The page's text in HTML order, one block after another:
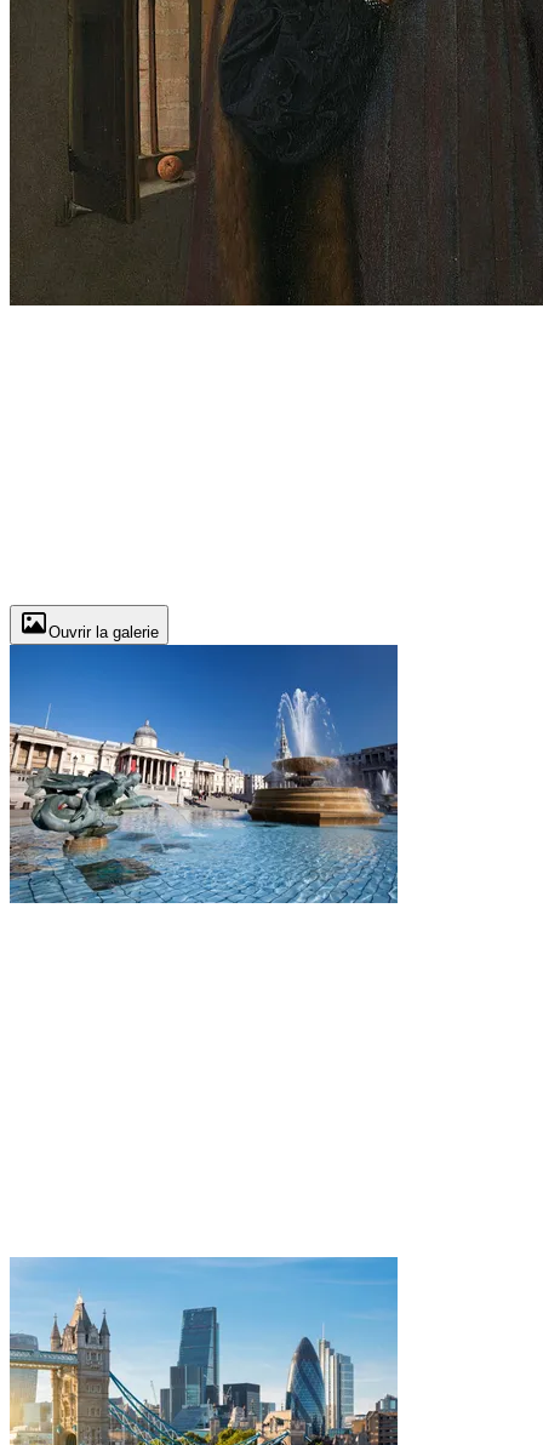
Ouvrir la galerie